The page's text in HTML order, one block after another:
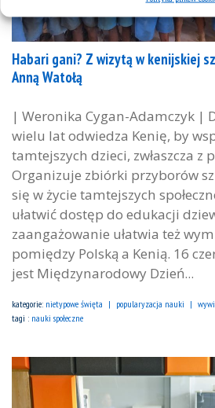
Habari gani? Z wizytą w kenijskiej
Anną Watołą
| Weronika Cygan-Adamczyk |
wielu lat odwiedza Kenię, by
tamtejszych dzieci, zwłaszcza z
Organizuje zbiórki przyborów
się w życie tamtejszych
ułatwić dostęp do edukacji
zaangażowanie ułatwia też
pomiędzy Polską a Kenią. 16
jest Międzynarodowy Dzień...
kategorie: nietypowe święta popularyzacja nauki
tagi : nauki społeczne